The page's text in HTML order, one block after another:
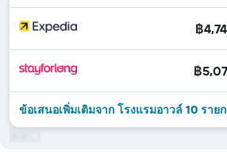
฿
฿
ข้อเสนอเพิ่มเติมจาก โรงแรมอาวล์ 10 ราย